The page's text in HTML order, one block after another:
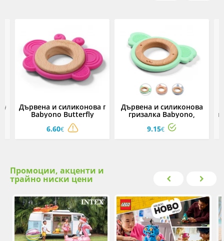
Дървена и силиконова гризалка
Babyono Butterfly
1075/01
6.60€
Дървена и силиконова
гризалка Babyono,
асортимент 1076
9.15€
Промоции, акценти и
трайно ниски цени